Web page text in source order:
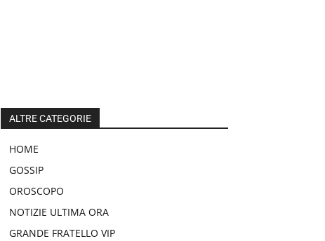
ALTRE CATEGORIE
HOME
GOSSIP
OROSCOPO
NOTIZIE ULTIMA ORA
GRANDE FRATELLO VIP